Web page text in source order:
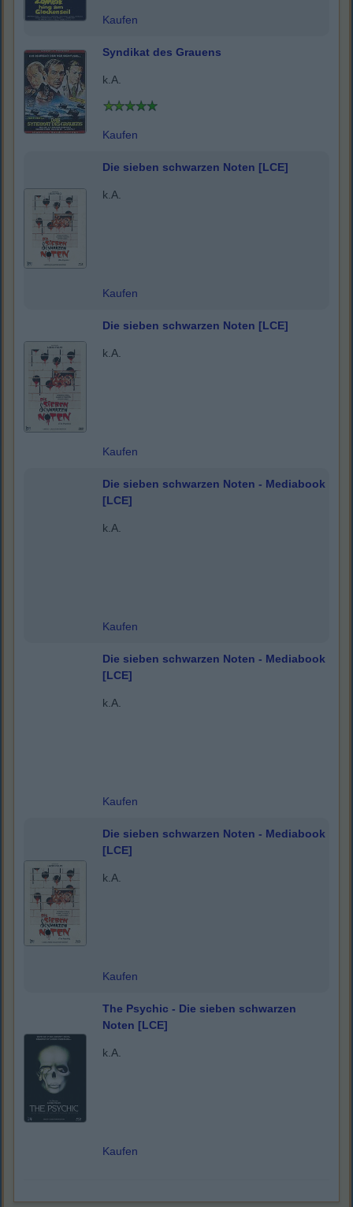
Kaufen
Syndikat des Grauens
k.A.
Kaufen
Die sieben schwarzen Noten [LCE]
k.A.
Kaufen
Die sieben schwarzen Noten [LCE]
k.A.
Kaufen
Die sieben schwarzen Noten - Mediabook
[LCE]
k.A.
Kaufen
Die sieben schwarzen Noten - Mediabook
[LCE]
k.A.
Kaufen
Die sieben schwarzen Noten - Mediabook
[LCE]
k.A.
Kaufen
The Psychic - Die sieben schwarzen
Noten [LCE]
k.A.
Kaufen